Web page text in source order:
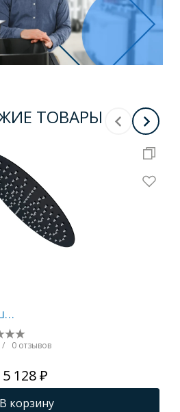
ТОВАРЫ
/ 0 отзывов
5 128 ₽
В корзину